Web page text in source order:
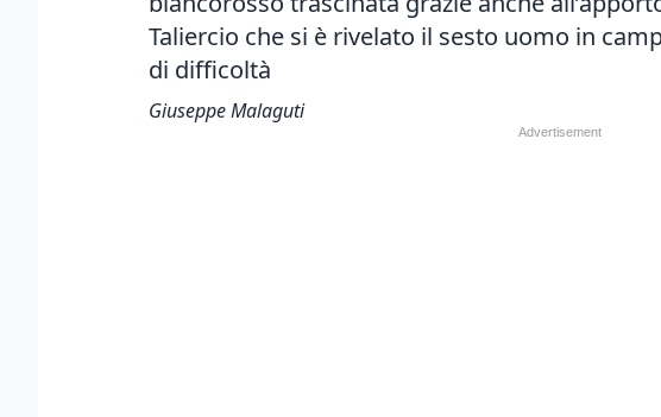
Taliercio che si è rivelato il sesto uomo in
di difficoltà
Giuseppe Malaguti